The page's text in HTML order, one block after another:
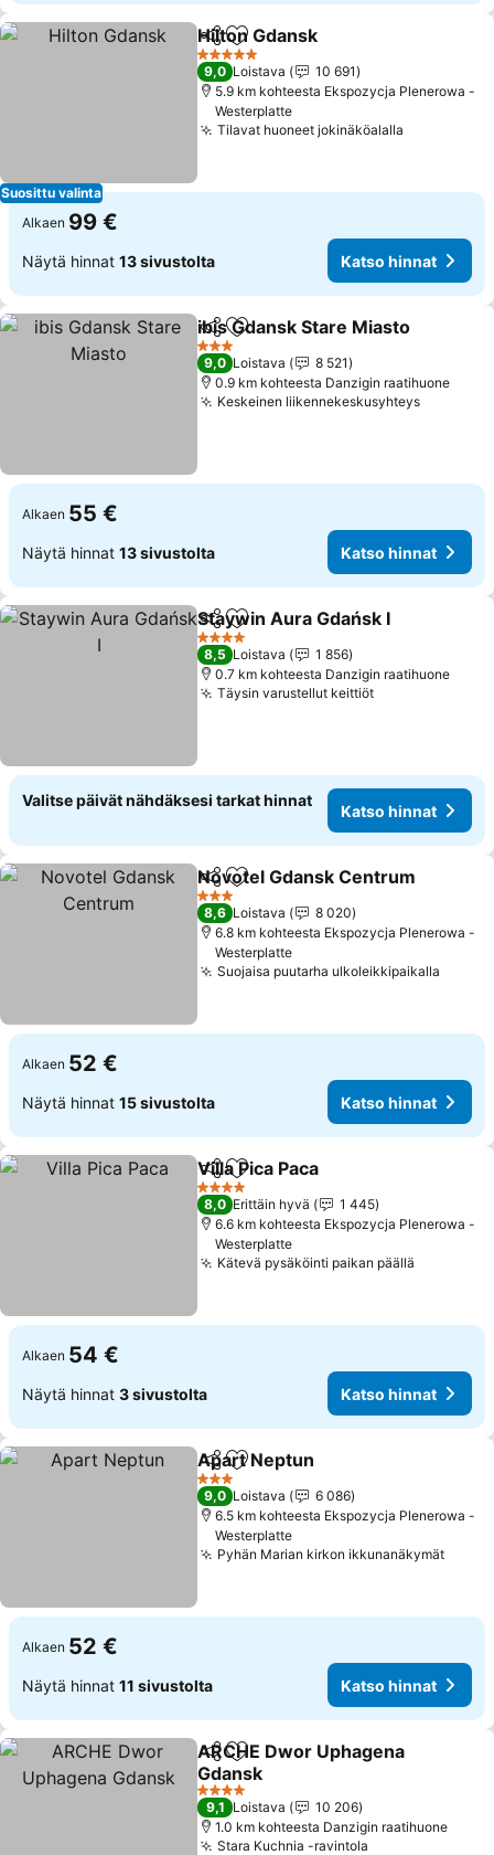
Suosittu valinta
Jaa Lisää suosikkeihin
Hilton Gdansk
5 Tähtiluokitus
9,0 Loistava
10 691
5.9 km kohteesta Ekspozycja Plenerowa -
Westerplatte
Tilavat huoneet jokinäköalalla
Alkaen 99 €
Näytä hinnat 13 sivustolta Katso hinnat
Jaa Lisää suosikkeihin
ibis Gdansk Stare Miasto
3 Tähtiluokitus
9,0 Loistava
8 521
0.9 km kohteesta Danzigin raatihuone
Keskeinen liikennekeskusyhteys
Alkaen 55 €
Näytä hinnat 13 sivustolta Katso hinnat
Jaa Lisää suosikkeihin
Staywin Aura Gdańsk I
4 Tähtiluokitus
8,5 Loistava
1 856
0.7 km kohteesta Danzigin raatihuone
Täysin varustellut keittiöt
Valitse päivät nähdäksesi tarkat hinnat
Katso hinnat
Jaa Lisää suosikkeihin
Novotel Gdansk Centrum
3 Tähtiluokitus
8,6 Loistava
8 020
6.8 km kohteesta Ekspozycja Plenerowa -
Westerplatte
Suojaisa puutarha ulkoleikkipaikalla
Alkaen 52 €
Näytä hinnat 15 sivustolta Katso hinnat
Jaa Lisää suosikkeihin
Villa Pica Paca
4 Tähtiluokitus
8,0 Erittäin hyvä
1 445
6.6 km kohteesta Ekspozycja Plenerowa -
Westerplatte
Kätevä pysäköinti paikan päällä
Alkaen 54 €
Näytä hinnat 3 sivustolta Katso hinnat
Jaa Lisää suosikkeihin
Apart Neptun
3 Tähtiluokitus
9,0 Loistava
6 086
6.5 km kohteesta Ekspozycja Plenerowa -
Westerplatte
Pyhän Marian kirkon ikkunanäkymät
Alkaen 52 €
Näytä hinnat 11 sivustolta Katso hinnat
Jaa Lisää suosikkeihin
ARCHE Dwor Uphagena
Gdansk
4 Tähtiluokitus
9,1 Loistava
10 206
1.0 km kohteesta Danzigin raatihuone
Stara Kuchnia -ravintola